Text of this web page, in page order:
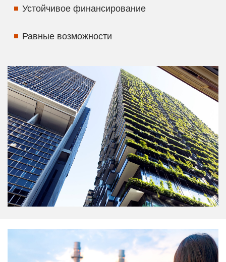
Устойчивое финансирование
Равные возможности